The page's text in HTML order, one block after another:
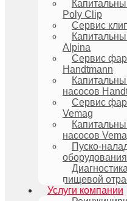
Poly Clip
Сервис
Alpina
Сервис
Handtmann
насосов
Сервис
Vemag
насосов
Пуско-
пищевой
Услуги компании